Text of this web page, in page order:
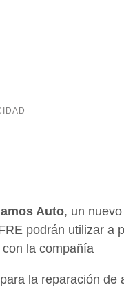
Auto, un
podrán utilizar a
la compañía
la reparación de